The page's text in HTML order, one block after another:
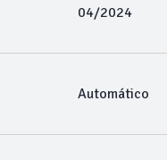
04/2024
Automático